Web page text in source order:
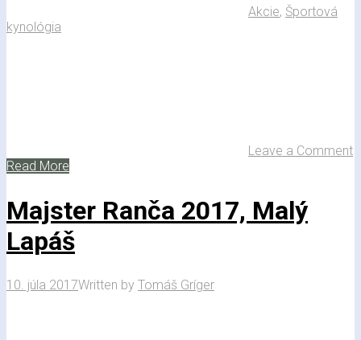
Akcie, Športová
kynológia
Leave a Comment
Read More
Majster Ranča 2017, Malý
Lapáš
10. júla 2017Written by Tomáš Gríger